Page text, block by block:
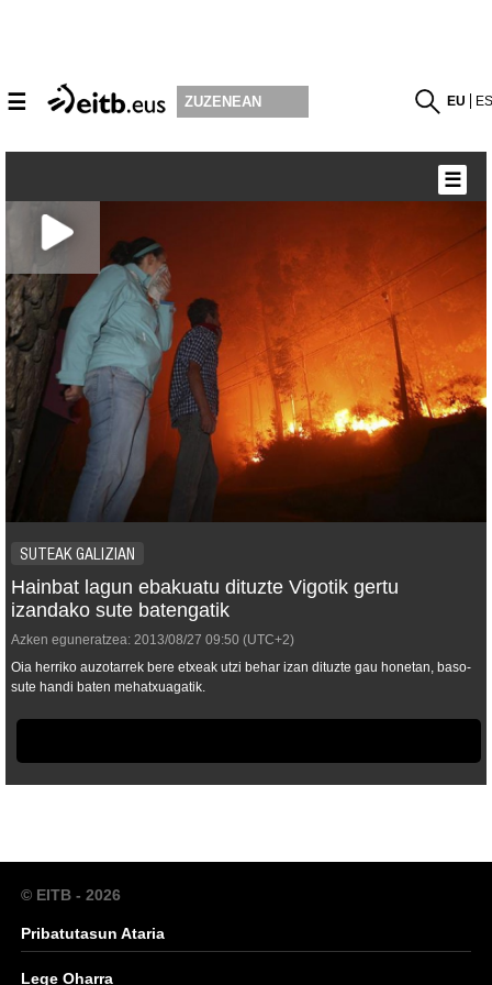
☰ ZUZENEAN EU
SUTEAK GALIZIAN
Hainbat lagun ebakuatu dituzte Vigotik gertu
izandako sute batengatik
Azken eguneratzea: 2013/08/27 09:50 (UTC+2)
Oia herriko auzotarrek bere etxeak utzi behar izan dituzte gau honetan, baso-
sute handi baten mehatxuagatik.
☰
© EITB - 2026
Pribatutasun Ataria
Lege Oharra